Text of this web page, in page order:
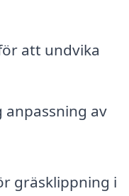
att undvika
av
gräsklippning i